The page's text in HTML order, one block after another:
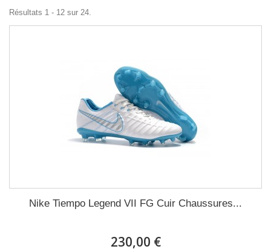
Résultats 1 - 12 sur 24.
Nike Tiempo Legend VII FG Cuir Chaussures...
230,00 €